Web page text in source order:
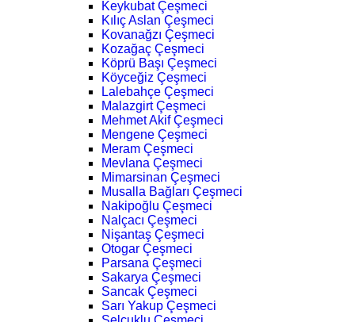
Keykubat Çeşmeci
Kılıç Aslan Çeşmeci
Kovanağzı Çeşmeci
Kozağaç Çeşmeci
Köprü Başı Çeşmeci
Köyceğiz Çeşmeci
Lalebahçe Çeşmeci
Malazgirt Çeşmeci
Mehmet Akif Çeşmeci
Mengene Çeşmeci
Meram Çeşmeci
Mevlana Çeşmeci
Mimarsinan Çeşmeci
Musalla Bağları Çeşmeci
Nakipoğlu Çeşmeci
Nalçacı Çeşmeci
Nişantaş Çeşmeci
Otogar Çeşmeci
Parsana Çeşmeci
Sakarya Çeşmeci
Sancak Çeşmeci
Sarı Yakup Çeşmeci